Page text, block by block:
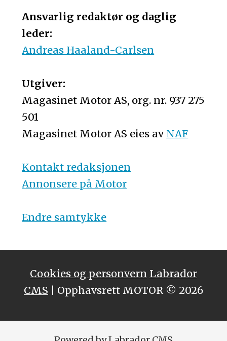
Ansvarlig redaktør og daglig
leder:
Andreas Haaland-Carlsen
Utgiver:
Magasinet Motor AS, org. nr. 937 275
501
Magasinet Motor AS eies av NAF
Kontakt redaksjonen
Annonsere på Motor
Endre samtykke
Cookies og personvern Labrador
CMS | Opphavsrett MOTOR © 2026